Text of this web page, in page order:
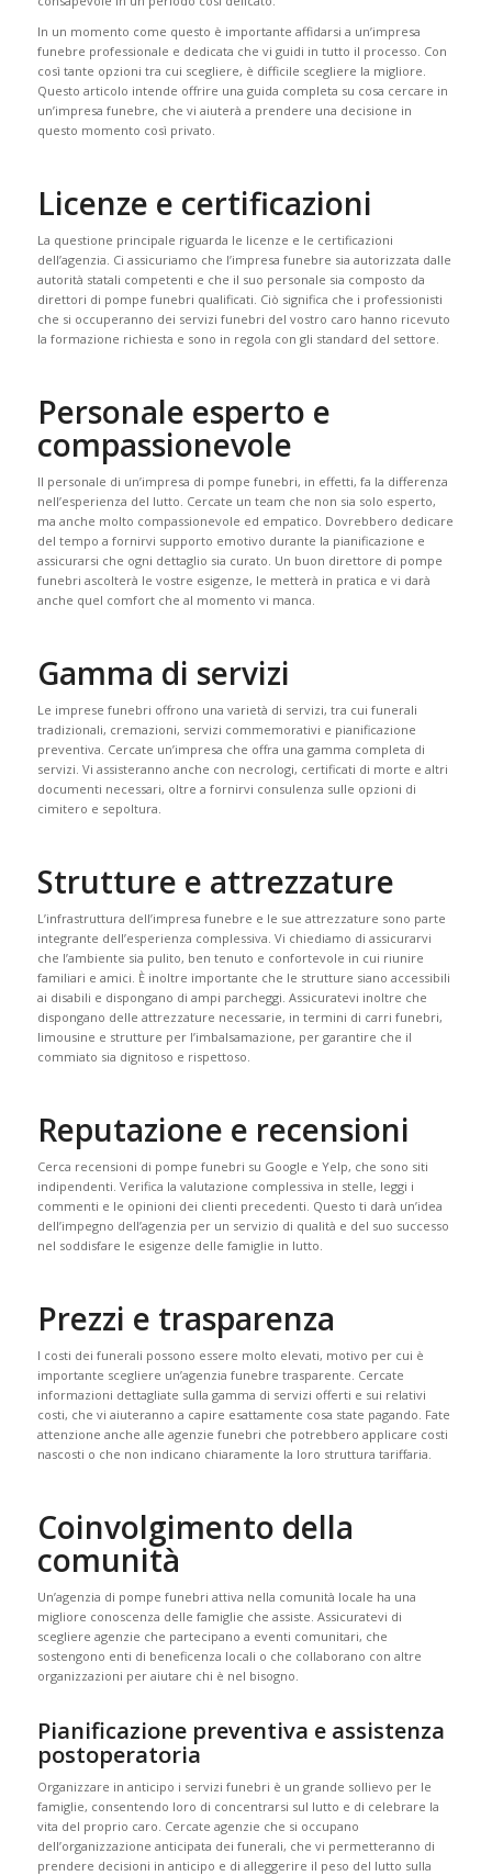
In un momento come questo è importante affidarsi a un’impresa
funebre professionale e dedicata che vi guidi in tutto il processo. Con
così tante opzioni tra cui scegliere, è difficile scegliere la migliore.
Questo articolo intende offrire una guida completa su cosa cercare in
un’impresa funebre, che vi aiuterà a prendere una decisione in
questo momento così privato.
Licenze e certificazioni
La questione principale riguarda le licenze e le certificazioni
dell’agenzia. Ci assicuriamo che l’impresa funebre sia autorizzata dalle
autorità statali competenti e che il suo personale sia composto da
direttori di pompe funebri qualificati. Ciò significa che i professionisti
che si occuperanno dei servizi funebri del vostro caro hanno ricevuto
la formazione richiesta e sono in regola con gli standard del settore.
Personale esperto e
compassionevole
Il personale di un’impresa di pompe funebri, in effetti, fa la differenza
nell’esperienza del lutto. Cercate un team che non sia solo esperto,
ma anche molto compassionevole ed empatico. Dovrebbero dedicare
del tempo a fornirvi supporto emotivo durante la pianificazione e
assicurarsi che ogni dettaglio sia curato. Un buon direttore di pompe
funebri ascolterà le vostre esigenze, le metterà in pratica e vi darà
anche quel comfort che al momento vi manca.
Gamma di servizi
Le imprese funebri offrono una varietà di servizi, tra cui funerali
tradizionali, cremazioni, servizi commemorativi e pianificazione
preventiva. Cercate un’impresa che offra una gamma completa di
servizi. Vi assisteranno anche con necrologi, certificati di morte e altri
documenti necessari, oltre a fornirvi consulenza sulle opzioni di
cimitero e sepoltura.
Strutture e attrezzature
L’infrastruttura dell’impresa funebre e le sue attrezzature sono parte
integrante dell’esperienza complessiva. Vi chiediamo di assicurarvi
che l’ambiente sia pulito, ben tenuto e confortevole in cui riunire
familiari e amici. È inoltre importante che le strutture siano accessibili
ai disabili e dispongano di ampi parcheggi. Assicuratevi inoltre che
dispongano delle attrezzature necessarie, in termini di carri funebri,
limousine e strutture per l’imbalsamazione, per garantire che il
commiato sia dignitoso e rispettoso.
Reputazione e recensioni
Cerca recensioni di pompe funebri su Google e Yelp, che sono siti
indipendenti. Verifica la valutazione complessiva in stelle, leggi i
commenti e le opinioni dei clienti precedenti. Questo ti darà un’idea
dell’impegno dell’agenzia per un servizio di qualità e del suo successo
nel soddisfare le esigenze delle famiglie in lutto.
Prezzi e trasparenza
I costi dei funerali possono essere molto elevati, motivo per cui è
importante scegliere un’agenzia funebre trasparente. Cercate
informazioni dettagliate sulla gamma di servizi offerti e sui relativi
costi, che vi aiuteranno a capire esattamente cosa state pagando. Fate
attenzione anche alle agenzie funebri che potrebbero applicare costi
nascosti o che non indicano chiaramente la loro struttura tariffaria.
Coinvolgimento della
comunità
Un’agenzia di pompe funebri attiva nella comunità locale ha una
migliore conoscenza delle famiglie che assiste. Assicuratevi di
scegliere agenzie che partecipano a eventi comunitari, che
sostengono enti di beneficenza locali o che collaborano con altre
organizzazioni per aiutare chi è nel bisogno.
Pianificazione preventiva e assistenza
postoperatoria
Organizzare in anticipo i servizi funebri è un grande sollievo per le
famiglie, consentendo loro di concentrarsi sul lutto e di celebrare la
vita del proprio caro. Cercate agenzie che si occupano
dell’organizzazione anticipata dei funerali, che vi permetteranno di
prendere decisioni in anticipo e di alleggerire il peso del lutto sulla